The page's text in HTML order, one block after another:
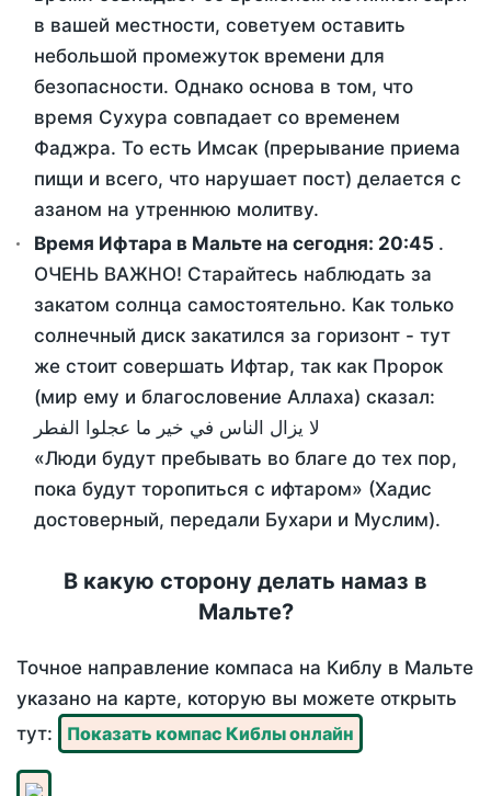
в вашей местности, советуем оставить
небольшой промежуток времени для
безопасности. Однако основа в том, что
время Сухура совпадает со временем
Фаджра. То есть Имсак (прерывание приема
пищи и всего, что нарушает пост) делается с
азаном на утреннюю молитву.
Время Ифтара в Мальте на сегодня: 20:45 .
ОЧЕНЬ ВАЖНО! Старайтесь наблюдать за
закатом солнца самостоятельно. Как только
солнечный диск закатился за горизонт - тут
же стоит совершать Ифтар, так как Пророк
(мир ему и благословение Аллаха) сказал:
لا يزال الناس في خير ما عجلوا الفطر
«Люди будут пребывать во благе до тех пор,
пока будут торопиться с ифтаром» (Хадис
достоверный, передали Бухари и Муслим).
В какую сторону делать намаз в
Мальте?
Точное направление компаса на Киблу в Мальте
указано на карте, которую вы можете открыть
тут:
Показать компас Киблы онлайн